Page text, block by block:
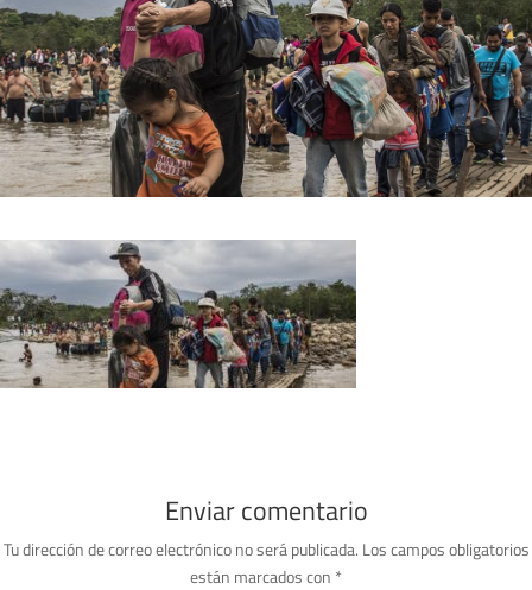
Enviar comentario
Tu dirección de correo electrónico no será publicada. Los campos obligatorios
están marcados con *